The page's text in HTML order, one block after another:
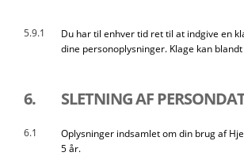
5.9.1
Du har til enhver tid ret til at indgive en
dine personoplysninger. Klage kan
6. SLETNING AF
6.1
Oplysninger indsamlet om din brug af
5 år.